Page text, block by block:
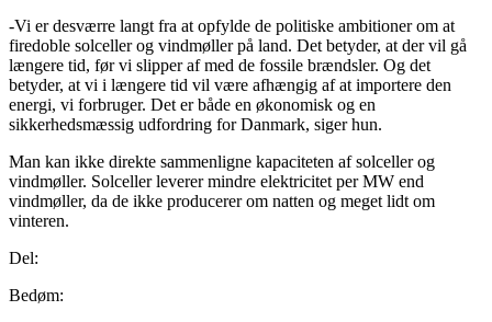
-Vi er desværre langt fra at opfylde de politiske ambitioner om at
firedoble solceller og vindmøller på land. Det betyder, at der vil gå
længere tid, før vi slipper af med de fossile brændsler. Og det
betyder, at vi i længere tid vil være afhængig af at importere den
energi, vi forbruger. Det er både en økonomisk og en
sikkerhedsmæssig udfordring for Danmark, siger hun.
Man kan ikke direkte sammenligne kapaciteten af solceller og
vindmøller. Solceller leverer mindre elektricitet per MW end
vindmøller, da de ikke producerer om natten og meget lidt om
vinteren.
Del:
Bedøm: